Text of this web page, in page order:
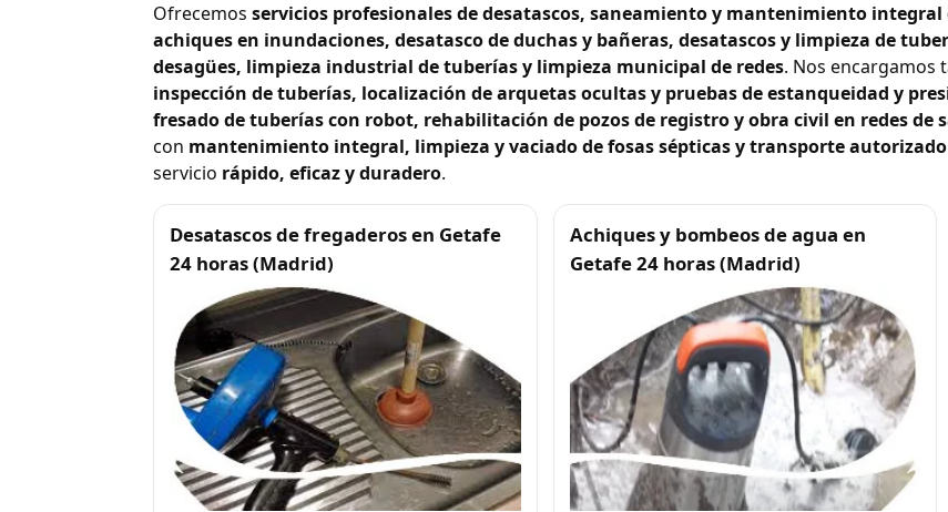
Ofrecemos servicios profesionales de desatascos, saneamiento y mantenimiento integral
achiques en inundaciones, desatasco de duchas y bañeras, desatascos y limpieza de
desagües, limpieza industrial de tuberías y limpieza municipal de redes. Nos encargamos
inspección de tuberías, localización de arquetas ocultas y pruebas de estanqueidad y
fresado de tuberías con robot, rehabilitación de pozos de registro y obra civil en redes de
con mantenimiento integral, limpieza y vaciado de fosas sépticas y transporte autorizado
servicio rápido, eficaz y duradero.
Desatascos de fregaderos en Getafe
24 horas (Madrid)
Achiques y bombeos de agua en
Getafe 24 horas (Madrid)